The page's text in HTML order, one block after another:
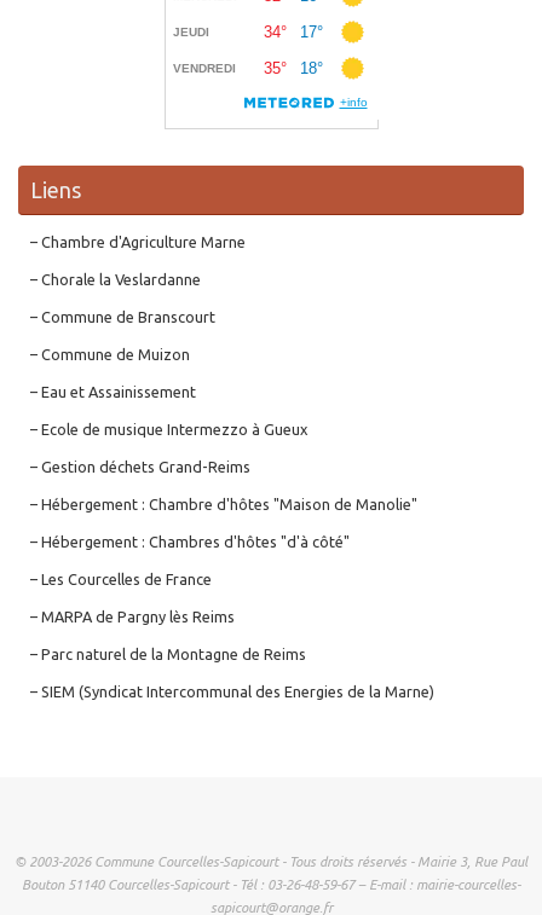
Liens
– Chambre d'Agriculture Marne
– Chorale la Veslardanne
– Commune de Branscourt
– Commune de Muizon
– Eau et Assainissement
– Ecole de musique Intermezzo à Gueux
– Gestion déchets Grand-Reims
– Hébergement : Chambre d'hôtes "Maison de Manolie"
– Hébergement : Chambres d'hôtes "d'à côté"
– Les Courcelles de France
– MARPA de Pargny lès Reims
– Parc naturel de la Montagne de Reims
– SIEM (Syndicat Intercommunal des Energies de la Marne)
© 2003-2026 Commune Courcelles-Sapicourt - Tous droits réservés - Mairie 3, Rue Paul
Bouton 51140 Courcelles-Sapicourt - Tél : 03-26-48-59-67 – E-mail : mairie-courcelles-
sapicourt@orange.fr